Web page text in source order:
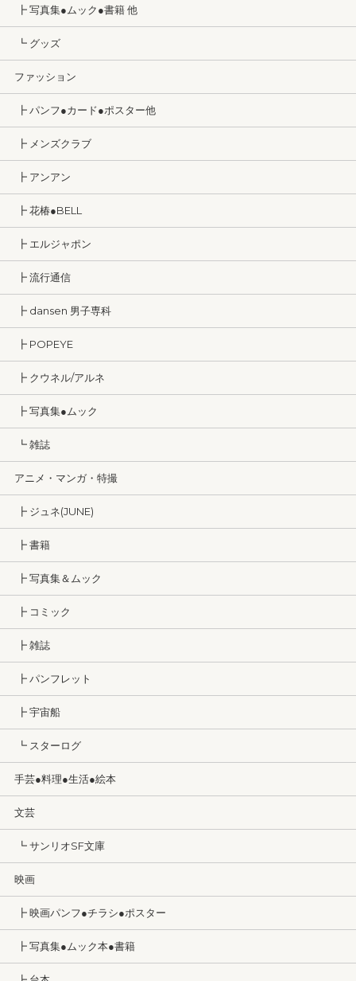
┣ 写真集●ムック●書籍 他
┗ グッズ
ファッション
┣ パンフ●カード●ポスター他
┣ メンズクラブ
┣ アンアン
┣ 花椿●BELL
┣ エルジャポン
┣ 流行通信
┣ dansen 男子専科
┣ POPEYE
┣ クウネル/アルネ
┣ 写真集●ムック
┗ 雑誌
アニメ・マンガ・特撮
┣ ジュネ(JUNE)
┣ 書籍
┣ 写真集＆ムック
┣ コミック
┣ 雑誌
┣ パンフレット
┣ 宇宙船
┗ スターログ
手芸●料理●生活●絵本
文芸
┗ サンリオSF文庫
映画
┣ 映画パンフ●チラシ●ポスター
┣ 写真集●ムック本●書籍